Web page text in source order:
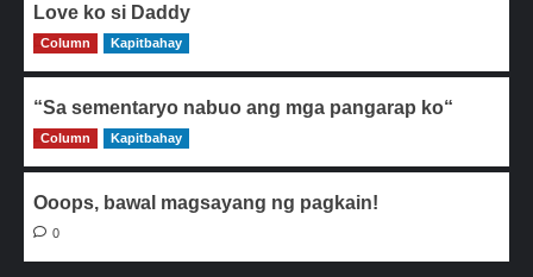
Love ko si Daddy
0
Column Kapitbahay
“Sa sementaryo nabuo ang mga pangarap ko“
0
Column Kapitbahay
Ooops, bawal magsayang ng pagkain!
0